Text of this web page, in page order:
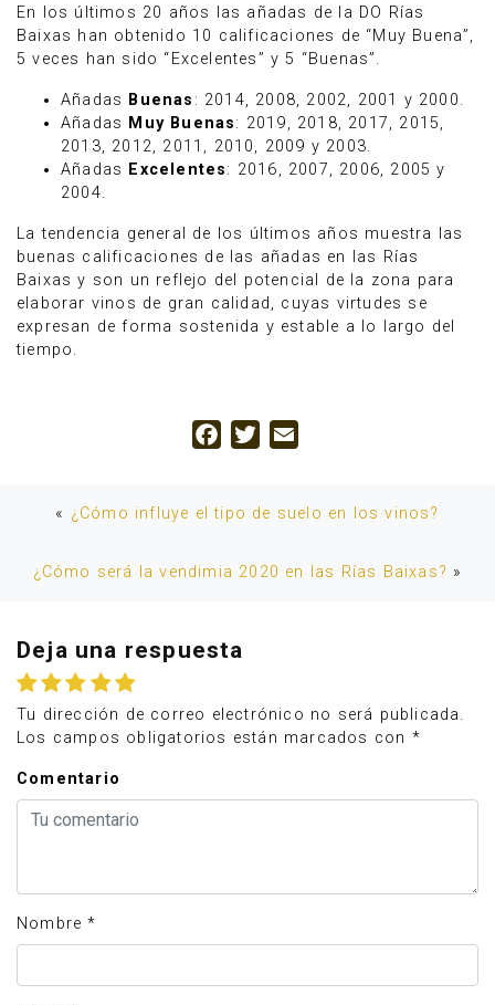
En los últimos 20 años las añadas de la DO Rías
Baixas han obtenido 10 calificaciones de “Muy Buena”,
5 veces han sido “Excelentes” y 5 “Buenas”.
Añadas Buenas : 2014, 2008, 2002, 2001 y 2000.
Añadas Muy Buenas: 2019, 2018, 2017, 2015,
2013, 2012, 2011, 2010, 2009 y 2003.
Añadas Excelentes: 2016, 2007, 2006, 2005 y
2004.
La tendencia general de los últimos años muestra las
buenas calificaciones de las añadas en las Rías
Baixas y son un reflejo del potencial de la zona para
elaborar vinos de gran calidad, cuyas virtudes se
expresan de forma sostenida y estable a lo largo del
tiempo.
Facebook
Twitter
« ¿Cómo influye el tipo de suelo en los vinos?
¿Cómo será la vendimia 2020 en las Rías Baixas? »
Deja una respuesta
Tu dirección de correo electrónico no será publicada.
Los campos obligatorios están marcados con *
Comentario
Nombre *